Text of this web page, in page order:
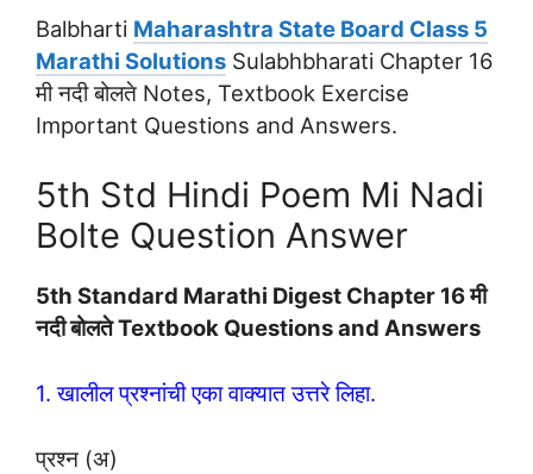
Balbharti Maharashtra State Board Class 5
Marathi Solutions Sulabhbharati Chapter 16
मी नदी बोलते Notes, Textbook Exercise
Important Questions and Answers.
5th Std Hindi Poem Mi Nadi
Bolte Question Answer
5th Standard Marathi Digest Chapter 16 मी
नदी बोलते Textbook Questions and Answers
1. खालील प्रश्नांची एका वाक्यात उत्तरे लिहा.
प्रश्न (अ)